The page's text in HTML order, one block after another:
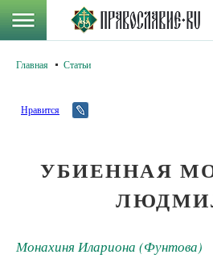
Главная Статьи
Нравится
УБИЕННАЯ
Монахиня Илариона (Фунтова)